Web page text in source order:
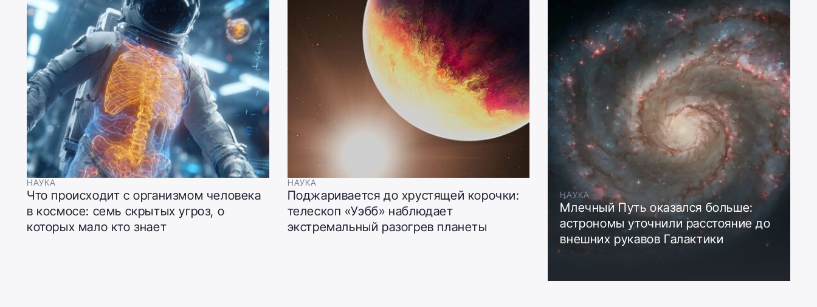
НАУКА
Что происходит с организмом человека
в космосе: семь скрытых угроз, о
которых мало кто знает
НАУКА
Поджаривается до хрустящей корочки:
телескоп «Уэбб» наблюдает
экстремальный разогрев планеты
НАУКА
Млечный Путь оказался больше:
астрономы уточнили расстояние до
внешних рукавов Галактики